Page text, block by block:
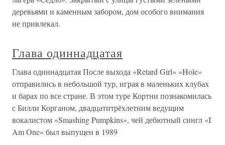
деревьями и каменным забором, дом особого внимания
не привлекал.
Глава одиннадцатая
Глава одиннадцатая После выхода «Retard Girl» «Hole»
отправились в небольшой тур, играя в маленьких клубах
и барах по все стране. В этом туре Кортни познакомилась
с Билли Корганом, двадцатитрёхлетним ведущим
вокалистом «Smashing Pumpkins», чей дебютный сингл «I
Am One» был выпущен в 1989